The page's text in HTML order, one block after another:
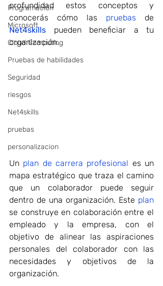
Programación
Microsoft
Cloud Computing
Pruebas de habilidades
Seguridad
riesgos
Net4skills
pruebas
personalizacion
profundidad estos conceptos y
conocerás cómo las pruebas
Net4skills
pueden beneficiar a tu
organización.
Un plan de carrera profesional es un
mapa estratégico que traza el camino
que un colaborador puede seguir
dentro de una organización. Este plan
se construye en colaboración entre el
empleado y la empresa, con el
objetivo de alinear las aspiraciones
personales del colaborador con las
necesidades y objetivos de la
organización.